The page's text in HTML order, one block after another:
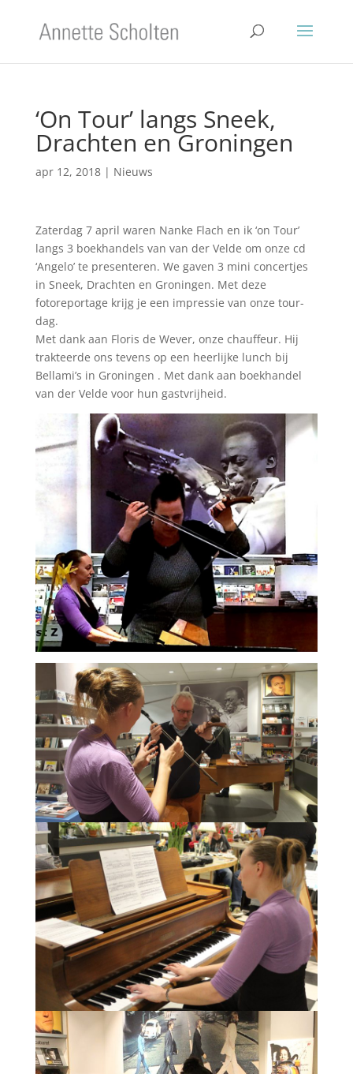
‘On Tour’ langs Sneek,
Drachten en Groningen
apr 12, 2018| Nieuws
Zaterdag 7 april waren Nanke Flach en ik ‘on Tour’
langs 3 boekhandels van van der Velde om onze cd
‘Angelo’ te presenteren. We gaven 3 mini concertjes
in Sneek, Drachten en Groningen. Met deze
fotoreportage krijg je een impressie van onze tour-
dag.
Met dank aan Floris de Wever, onze chauffeur. Hij
trakteerde ons tevens op een heerlijke lunch bij
Bellami’s in Groningen . Met dank aan boekhandel
van der Velde voor hun gastvrijheid.